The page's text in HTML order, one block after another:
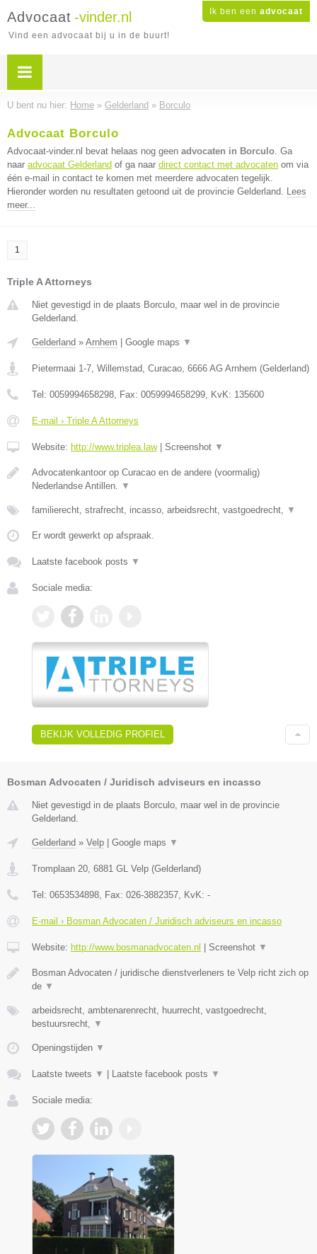
Ik ben een advocaat
Advocaat -vinder.nl
Vind een advocaat bij u in de buurt!
U bent nu hier: Home » Gelderland » Borculo
Advocaat Borculo
Advocaat-vinder.nl bevat helaas nog geen advocaten in Borculo. Ga
naar advocaat Gelderland of ga naar direct contact met advocaten om via
één e-mail in contact te komen met meerdere advocaten tegelijk.
Hieronder worden nu resultaten getoond uit de provincie Gelderland. Lees
meer...
1
Triple A Attorneys
Niet gevestigd in de plaats Borculo, maar wel in de provincie
Gelderland.
Gelderland » Arnhem Google maps ▼
Pietermaai 1-7, Willemstad, Curacao, 6666 AG Arnhem (Gelderland)
Tel: 0059994658298, Fax: 0059994658299, KvK: 135600
E-mail › Triple A Attorneys
Website: http://www.triplea.law| Screenshot ▼
Advocatenkantoor op Curacao en de andere (voormalig)
Nederlandse Antillen. ▼
familierecht, strafrecht, incasso, arbeidsrecht, vastgoedrecht, ▼
Er wordt gewerkt op afspraak.
Laatste facebook posts ▼
Sociale media:
BEKIJK VOLLEDIG PROFIEL
Bosman Advocaten / Juridisch adviseurs en incasso
Niet gevestigd in de plaats Borculo, maar wel in de provincie
Gelderland.
Gelderland » Velp Google maps ▼
Tromplaan 20, 6881 GL Velp (Gelderland)
Tel: 0653534898, Fax: 026-3882357, KvK: -
E-mail › Bosman Advocaten / Juridisch adviseurs en incasso
Website: http://www.bosmanadvocaten.nl Screenshot ▼
Bosman Advocaten / juridische dienstverleners te Velp richt zich op
de ▼
arbeidsrecht, ambtenarenrecht, huurrecht, vastgoedrecht,
bestuursrecht, ▼
Openingstijden ▼
Laatste tweets ▼ Laatste facebook posts ▼
Sociale media: